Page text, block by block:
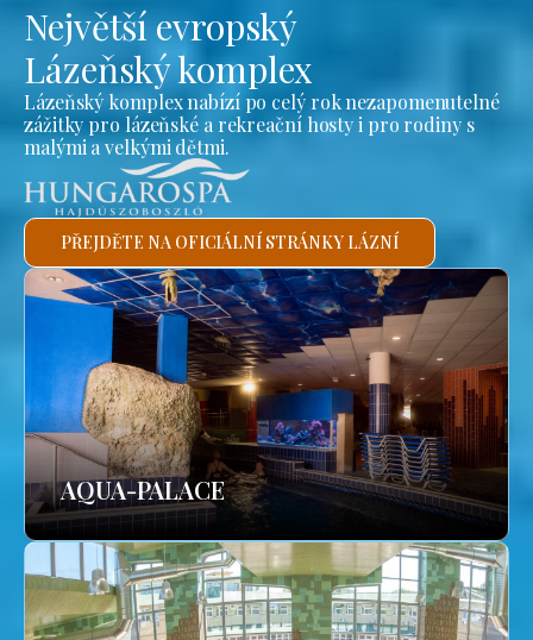
Největší evropský
Lázeňský komplex
Lázeňský komplex nabízí po celý rok nezapomenutelné
zážitky pro lázeňské a rekreační hosty i pro rodiny s
malými a velkými dětmi.
PŘEJDĚTE NA OFICIÁLNÍ STRÁNKY LÁZNÍ
AQUA-PALACE